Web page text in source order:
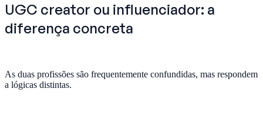
UGC creator ou influenciador: a
diferença concreta
As duas profissões são frequentemente confundidas, mas respondem
a lógicas distintas.